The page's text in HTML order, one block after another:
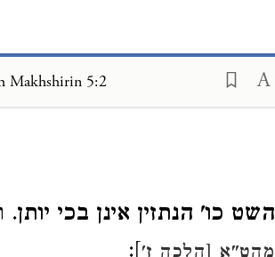
Makhshirin 5:2
השט כו' הנתזין אינן בכי יותן.